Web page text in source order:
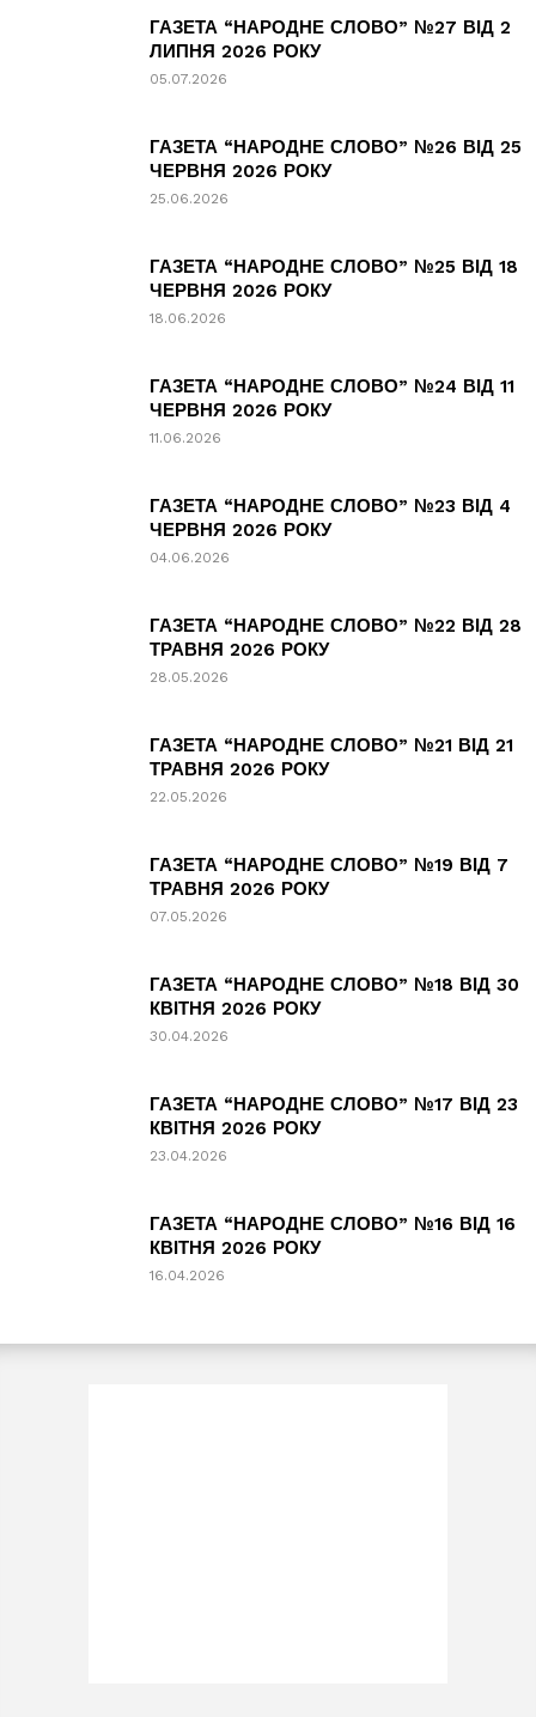
ГАЗЕТА “НАРОДНЕ СЛОВО” №27 ВІД 2
ЛИПНЯ 2026 РОКУ
05.07.2026
ГАЗЕТА “НАРОДНЕ СЛОВО” №26 ВІД 25
ЧЕРВНЯ 2026 РОКУ
25.06.2026
ГАЗЕТА “НАРОДНЕ СЛОВО” №25 ВІД 18
ЧЕРВНЯ 2026 РОКУ
18.06.2026
ГАЗЕТА “НАРОДНЕ СЛОВО” №24 ВІД 11
ЧЕРВНЯ 2026 РОКУ
11.06.2026
ГАЗЕТА “НАРОДНЕ СЛОВО” №23 ВІД 4
ЧЕРВНЯ 2026 РОКУ
04.06.2026
ГАЗЕТА “НАРОДНЕ СЛОВО” №22 ВІД 28
ТРАВНЯ 2026 РОКУ
28.05.2026
ГАЗЕТА “НАРОДНЕ СЛОВО” №21 ВІД 21
ТРАВНЯ 2026 РОКУ
22.05.2026
ГАЗЕТА “НАРОДНЕ СЛОВО” №19 ВІД 7
ТРАВНЯ 2026 РОКУ
07.05.2026
ГАЗЕТА “НАРОДНЕ СЛОВО” №18 ВІД 30
КВІТНЯ 2026 РОКУ
30.04.2026
ГАЗЕТА “НАРОДНЕ СЛОВО” №17 ВІД 23
КВІТНЯ 2026 РОКУ
23.04.2026
ГАЗЕТА “НАРОДНЕ СЛОВО” №16 ВІД 16
КВІТНЯ 2026 РОКУ
16.04.2026